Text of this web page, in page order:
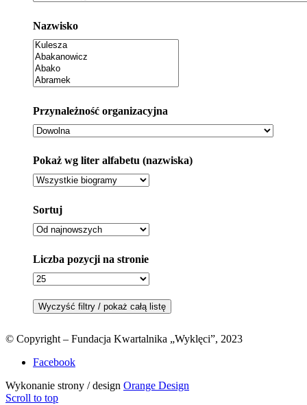
Nazwisko
Przynależność organizacyjna
Pokaż wg liter alfabetu (nazwiska)
Sortuj
Liczba pozycji na stronie
© Copyright – Fundacja Kwartalnika „Wyklęci”, 2023
Facebook
Wykonanie strony / design Orange Design
Scroll to top